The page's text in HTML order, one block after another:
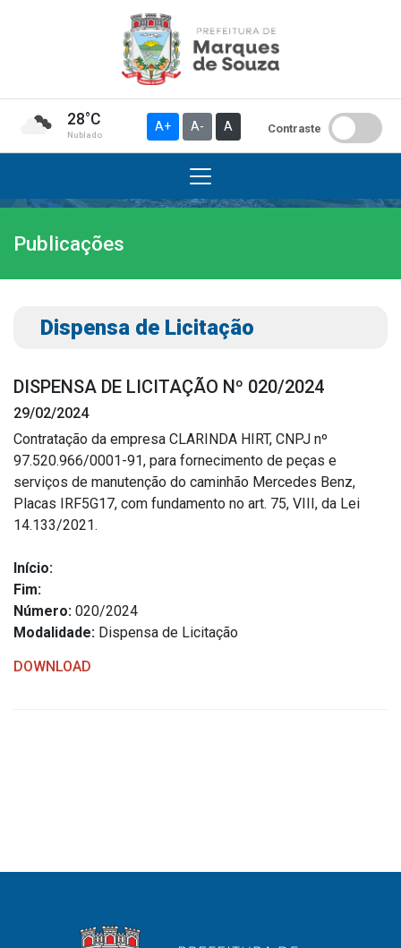
28°C
Nublado
A+ A- A Contraste
Institucional
A Prefeitura
Gabinete do Vice-prefeito
Símbolos Oficiais
Estrutura Organizacional
Secretarias
Assistência Social
Educação, Cultura, Desporto e Turismo
Obras
Portal do Servidor
Publicações
Dispensa de Licitação
DISPENSA DE LICITAÇÃO Nº 020/2024
29/02/2024
Contratação da empresa CLARINDA HIRT, CNPJ nº
97.520.966/0001-91, para fornecimento de peças e
serviços de manutenção do caminhão Mercedes Benz,
Placas IRF5G17, com fundamento no art. 75, VIII, da Lei
14.133/2021.
Início:
Fim:
Número: 020/2024
Modalidade: Dispensa de Licitação
DOWNLOAD